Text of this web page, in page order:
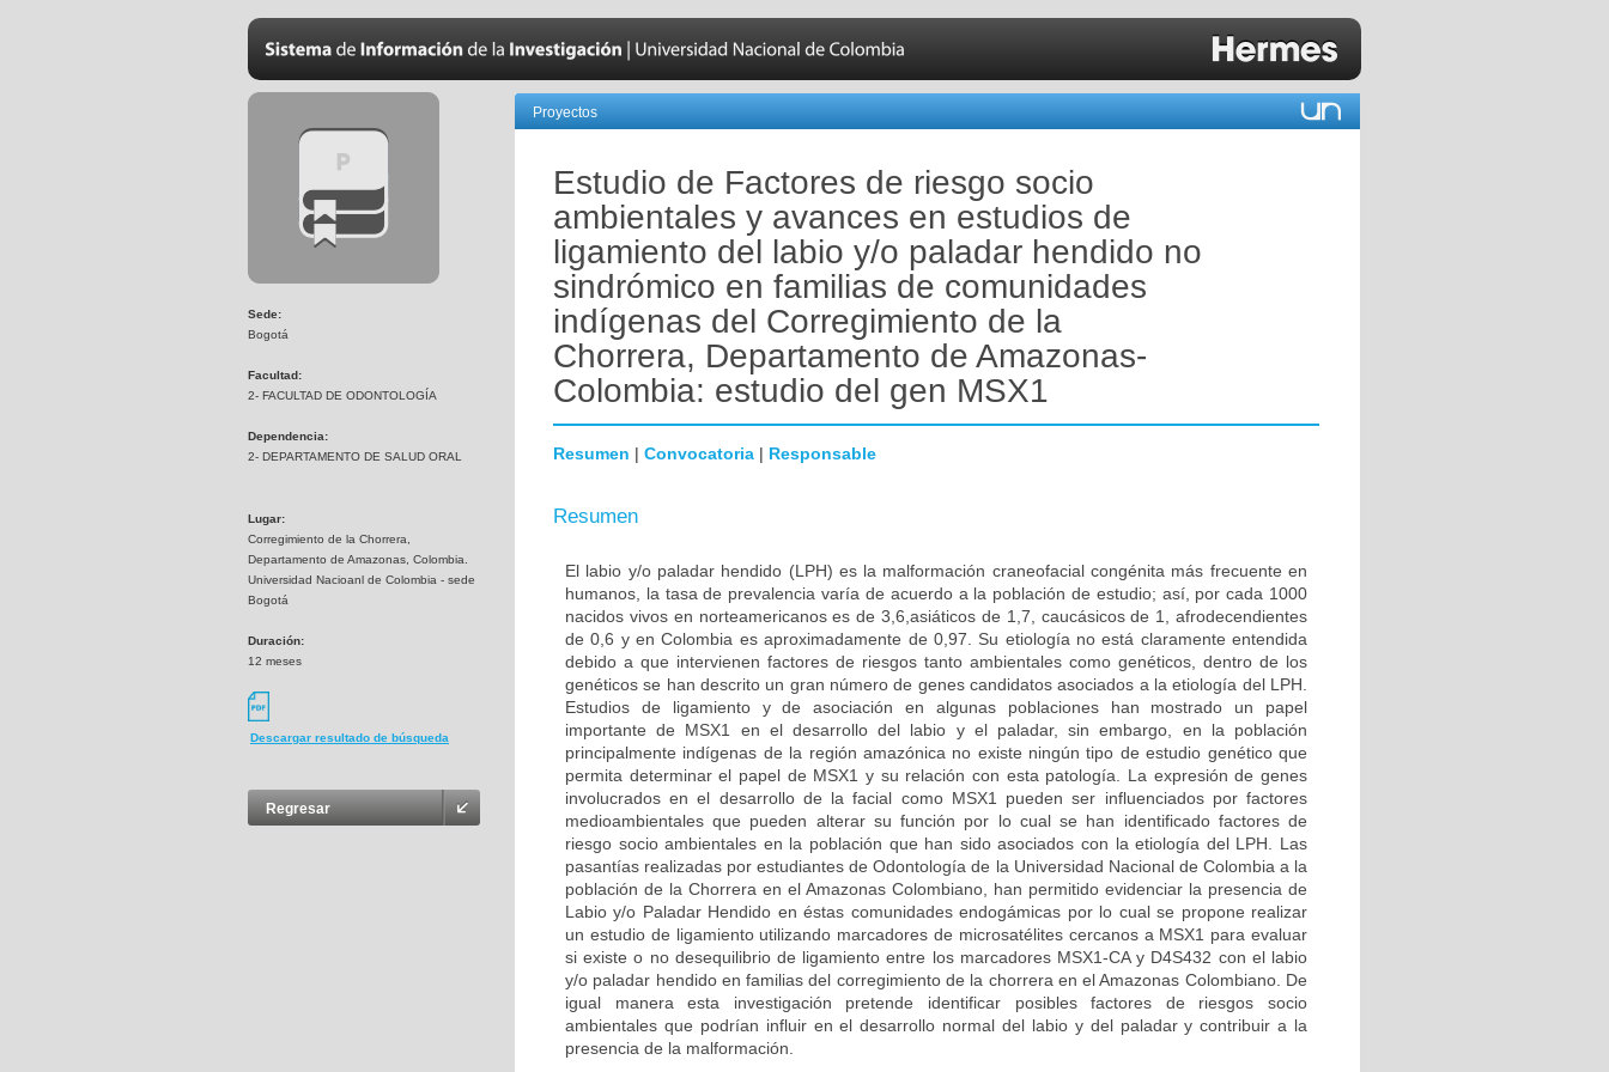
Sede:
Bogotá
Facultad:
2- FACULTAD DE ODONTOLOGÍA
Dependencia:
2- DEPARTAMENTO DE SALUD ORAL
Lugar:
Corregimiento de la Chorrera,
Departamento de Amazonas, Colombia.
Universidad Nacioanl de Colombia - sede
Bogotá
Duración:
12 meses
Descargar resultado de búsqueda
Regresar
Proyectos
Estudio de Factores de riesgo socio
ambientales y avances en estudios de
ligamiento del labio y/o paladar hendido no
sindrómico en familias de comunidades
indígenas del Corregimiento de la
Chorrera, Departamento de Amazonas-
Colombia: estudio del gen MSX1
Resumen | Convocatoria | Responsable
Resumen
El labio y/o paladar hendido (LPH) es la malformación craneofacial congénita más frecuente en
humanos, la tasa de prevalencia varía de acuerdo a la población de estudio; así, por cada 1000
nacidos vivos en norteamericanos es de 3,6,asiáticos de 1,7, caucásicos de 1, afrodecendientes
de 0,6 y en Colombia es aproximadamente de 0,97. Su etiología no está claramente entendida
debido a que intervienen factores de riesgos tanto ambientales como genéticos, dentro de los
genéticos se han descrito un gran número de genes candidatos asociados a la etiología del LPH.
Estudios de ligamiento y de asociación en algunas poblaciones han mostrado un papel
importante de MSX1 en el desarrollo del labio y el paladar, sin embargo, en la población
principalmente indígenas de la región amazónica no existe ningún tipo de estudio genético que
permita determinar el papel de MSX1 y su relación con esta patología. La expresión de genes
involucrados en el desarrollo de la facial como MSX1 pueden ser influenciados por factores
medioambientales que pueden alterar su función por lo cual se han identificado factores de
riesgo socio ambientales en la población que han sido asociados con la etiología del LPH. Las
pasantías realizadas por estudiantes de Odontología de la Universidad Nacional de Colombia a la
población de la Chorrera en el Amazonas Colombiano, han permitido evidenciar la presencia de
Labio y/o Paladar Hendido en éstas comunidades endogámicas por lo cual se propone realizar
un estudio de ligamiento utilizando marcadores de microsatélites cercanos a MSX1 para evaluar
si existe o no desequilibrio de ligamiento entre los marcadores MSX1-CA y D4S432 con el labio
y/o paladar hendido en familias del corregimiento de la chorrera en el Amazonas Colombiano. De
igual manera esta investigación pretende identificar posibles factores de riesgos socio
ambientales que podrían influir en el desarrollo normal del labio y del paladar y contribuir a la
presencia de la malformación.